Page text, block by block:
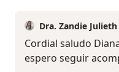
Dra. Zandie
Cordial saludo
espero seguir